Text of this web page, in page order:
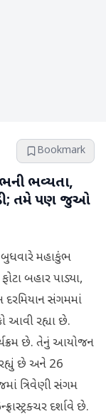
Bookmark
ભવ્યતા,
તમે પણ જુઓ
બુધવારે મહાકુંભ
બહાર પાડ્યા,
સંગમમાં
આવી રહ્યા છે.
છે. તેનું આયોજન
છે અને 26
ત્રિવેણી સંગમ
દર્શાવે છે.